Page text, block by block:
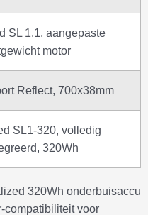
SL 1.1, aangepaste
motor
Reflect, 700x38mm
SL1-320, volledig
320Wh
320Wh onderbuisaccu
compatibiliteit voor